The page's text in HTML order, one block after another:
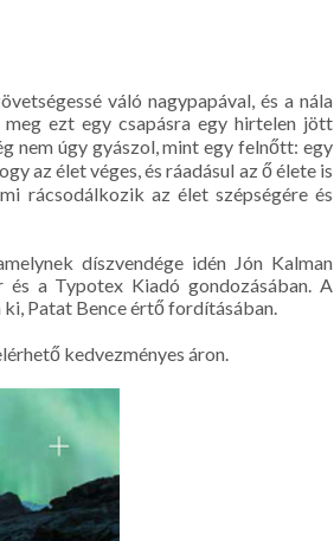
váló nagypapával, és a nála
ezt egy csapásra egy hirtelen jött
nem úgy gyászol, mint egy felnőtt: egy
az élet véges, és ráadásul az ő élete is
rácsodálkozik az élet szépségére és
díszvendége idén Jón Kalman
a Typotex Kiadó gondozásában. A
Patat Bence értő fordításában.
kedvezményes áron.